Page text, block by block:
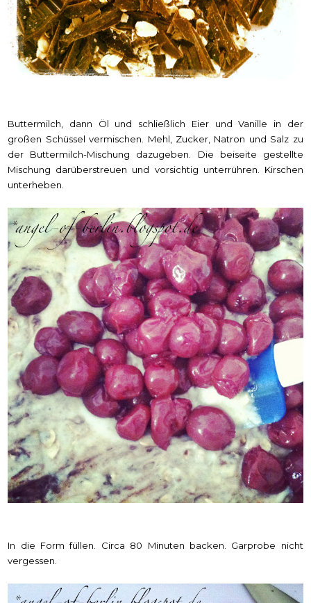
Buttermilch, dann Öl und schließlich Eier und Vanille in der
großen Schüssel vermischen. Mehl, Zucker, Natron und Salz zu
der Buttermilch-Mischung dazugeben. Die beiseite gestellte
Mischung darüberstreuen und vorsichtig unterrühren. Kirschen
unterheben.
In die Form füllen. Circa 80 Minuten backen. Garprobe nicht
vergessen.